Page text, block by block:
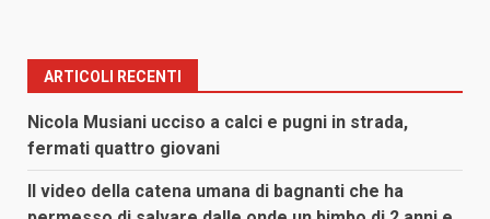
ARTICOLI RECENTI
Nicola Musiani ucciso a calci e pugni in strada,
fermati quattro giovani
Il video della catena umana di bagnanti che ha